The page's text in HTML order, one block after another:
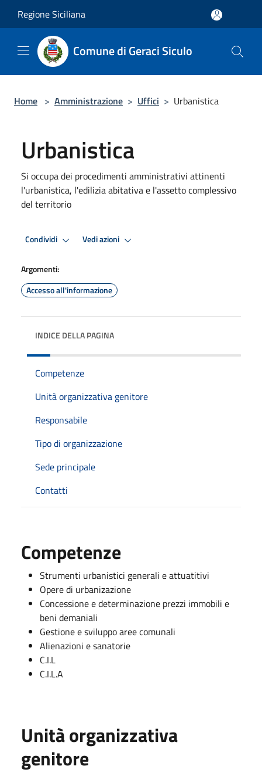
Regione Siciliana
Comune di Geraci Siculo
Home > Amministrazione > Uffici > Urbanistica
Urbanistica
Si occupa dei procedimenti amministrativi attinenti
l'urbanistica, l'edilizia abitativa e l'assetto complessivo
del territorio
Condividi Vedi azioni
Argomenti:
Accesso all'informazione
INDICE DELLA PAGINA
Competenze
Unità organizzativa genitore
Responsabile
Tipo di organizzazione
Sede principale
Contatti
Competenze
Strumenti urbanistici generali e attuatitivi
Opere di urbanizazione
Concessione e determinazione prezzi immobili e
beni demaniali
Gestione e sviluppo aree comunali
Alienazioni e sanatorie
C.I.L
C.I.L.A
Unità organizzativa
genitore